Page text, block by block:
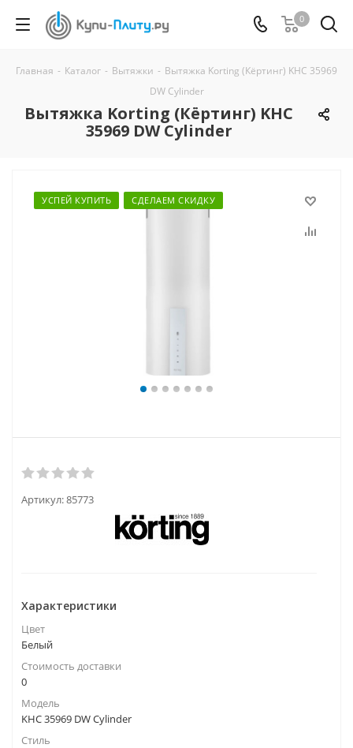
0
Главная - Каталог - Вытяжки - Вытяжка Korting (Кёртинг) KHC 35969
DW Cylinder
Вытяжка Korting (Кёртинг) KHC
35969 DW Cylinder
УСПЕЙ КУПИТЬ СДЕЛАЕМ СКИДКУ
Артикул:85773
Характеристики
Цвет
Белый
Стоимость доставки
0
Модель
KHC 35969 DW Cylinder
Стиль